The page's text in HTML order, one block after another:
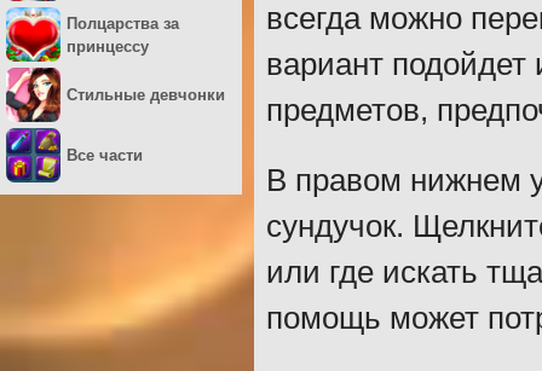
всегда можно
вариант подойдет
предметов,
В правом нижнем
сундучок.
или где искать
помощь может
Полцарства за
принцессу
Стильные девчонки
Все части